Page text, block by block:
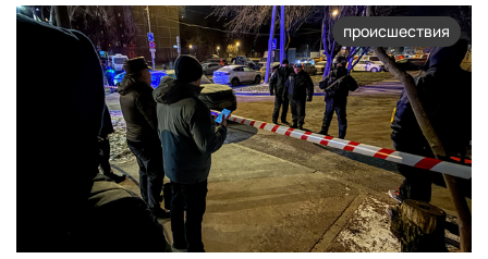
происшествия